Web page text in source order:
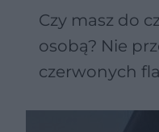
Czy masz do
osobą? Nie
czerwonych